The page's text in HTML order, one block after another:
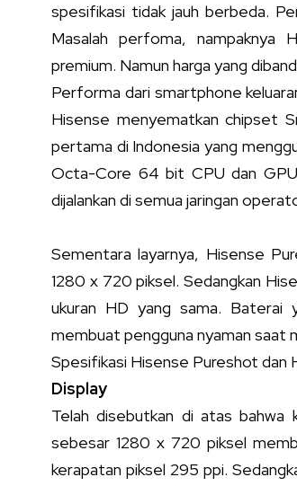
spesifikasi tidak jauh berbeda.
Masalah perfoma, nampaknya
premium. Namun harga yang
Performa dari smartphone
Hisense menyematkan chipset
pertama di Indonesia yang
Octa-Core 64 bit CPU dan GPU
dijalankan di semua jaringan
Sementara layarnya, Hisense
1280 x 720 piksel. Sedangkan
ukuran HD yang sama. Baterai
membuat pengguna nyaman saat
Spesifikasi Hisense Pureshot dan
Display
Telah disebutkan di atas bahwa
sebesar 1280 x 720 piksel
kerapatan piksel 295 ppi.